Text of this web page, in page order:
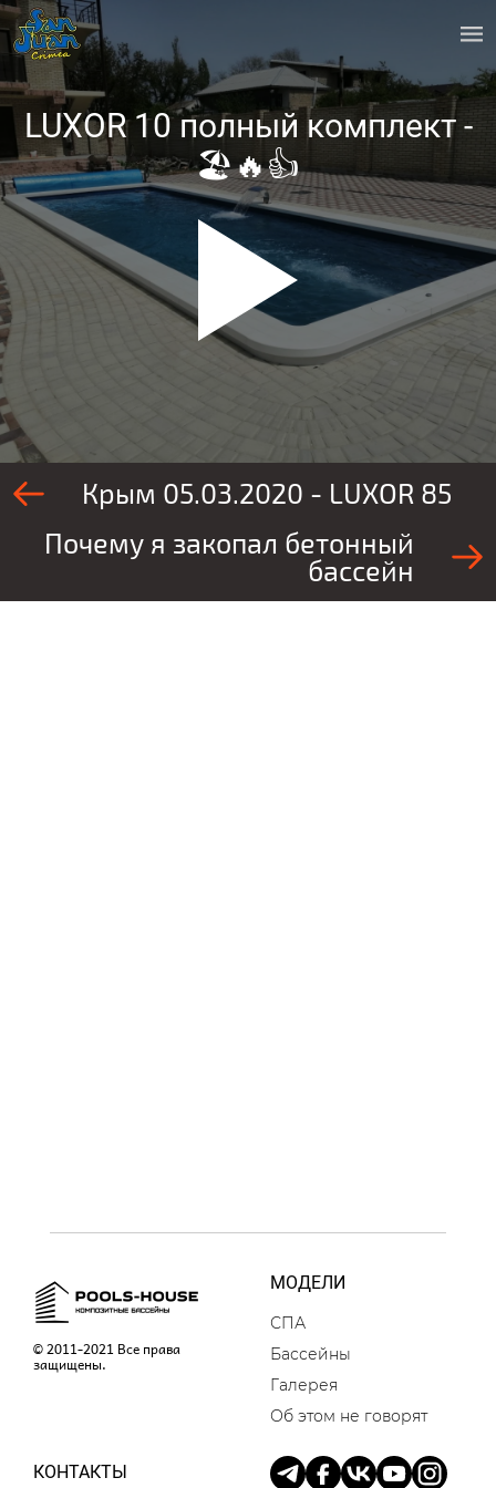
LUXOR 10 полный комплект -
🏖️🔥👍
Крым 05.03.2020 - LUXOR 85
Почему я закопал бетонный
бассейн
© 2011-2021 Все права
защищены.
МОДЕЛИ
СПА
Бассейны
Галерея
Об этом не говорят
КОНТАКТЫ